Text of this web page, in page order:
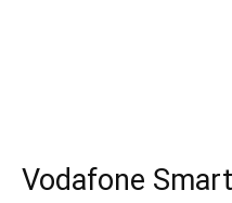
Vodafone